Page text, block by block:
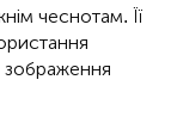
чеснотам. Її
зображення